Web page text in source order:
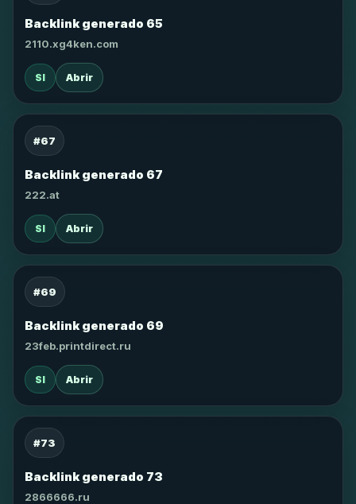
Backlink generado 65
2110.xg4ken.com
SI Abrir
#67
Backlink generado 67
222.at
SI Abrir
#69
Backlink generado 69
23feb.printdirect.ru
SI Abrir
#73
Backlink generado 73
2866666.ru